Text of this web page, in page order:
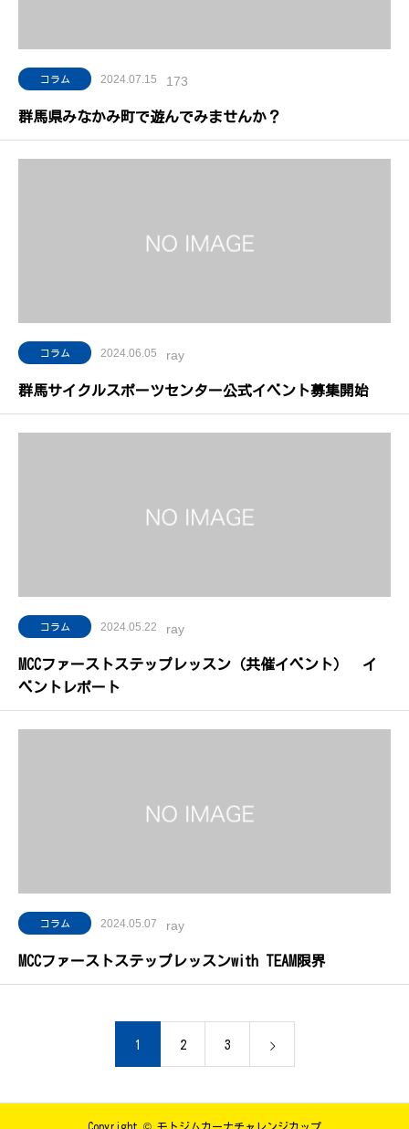
コラム 2024.07.15 173
群馬県みなかみ町で遊んでみませんか？
コラム 2024.06.05 ray
群馬サイクルスポーツセンター公式イベント募集開始
コラム 2024.05.22 ray
MCCファーストステップレッスン（共催イベント） イ
ベントレポート
コラム 2024.05.07 ray
MCCファーストステップレッスンwith TEAM限界
1 2 3
Copyright © モトジムカーナチャレンジカップ